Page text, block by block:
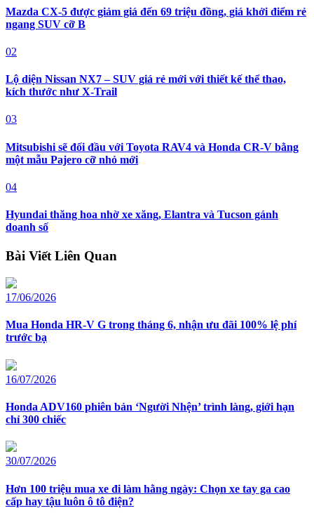
Mazda CX-5 được giảm giá đến 69 triệu đồng, giá khởi điểm rẻ
ngang SUV cỡ B
02
Lộ diện Nissan NX7 – SUV giá rẻ mới với thiết kế thể thao,
kích thước như X-Trail
03
Mitsubishi sẽ đối đầu với Toyota RAV4 và Honda CR-V bằng
một mẫu Pajero cỡ nhỏ mới
04
Hyundai thăng hoa nhờ xe xăng, Elantra và Tucson gánh
doanh số
Bài Viết Liên Quan
17/06/2026
Mua Honda HR-V G trong tháng 6, nhận ưu đãi 100% lệ phí
trước bạ
16/07/2026
Honda ADV160 phiên bản ‘Người Nhện’ trình làng, giới hạn
chỉ 300 chiếc
30/07/2026
Hơn 100 triệu mua xe đi làm hằng ngày: Chọn xe tay ga cao
cấp hay tậu luôn ô tô điện?